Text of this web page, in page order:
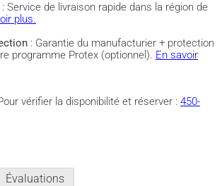
: Service de livraison rapide dans la région de
plus.
: Garantie du manufacturier + protection
programme Protex (optionnel). En savoir
vérifier la disponibilité et réserver : 450-
Évaluations